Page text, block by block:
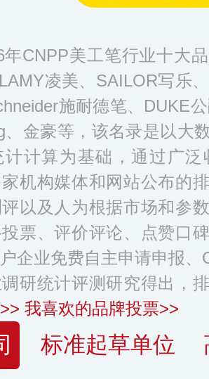
年CNPP美工笔行业十大
凌美、SAILOR写乐
施耐德笔、DUKE
、金豪等，该名录是以大
计计算为基础，通过广
机构媒体和网站公布的
以及人为根据市场和参
票、评价评论、点赞口
企业免费自主申请申报
研统计评测研究得出，
我喜欢的品牌投票>>
标准起草单位